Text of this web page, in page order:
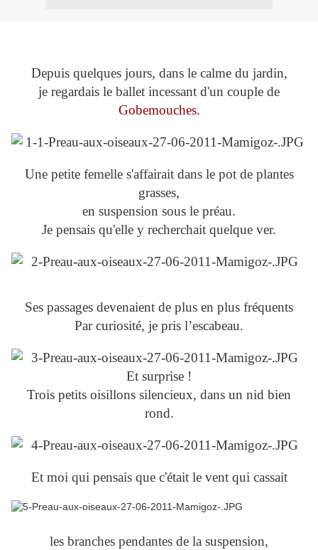
Depuis quelques jours, dans le calme du jardin,
je regardais le ballet incessant d'un couple de
Gobemouches.
Une petite femelle s'affairait dans le pot de plantes
grasses,
en suspension sous le préau.
Je pensais qu'elle y recherchait quelque ver.
Ses passages devenaient de plus en plus fréquents
Par curiosité, je pris l’escabeau.
Et surprise !
Trois petits oisillons silencieux, dans un nid bien
rond.
Et moi qui pensais que c'était le vent qui cassait
les branches pendantes de la suspension,